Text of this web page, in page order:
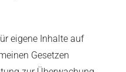
eigene Inhalte auf
Gesetzen